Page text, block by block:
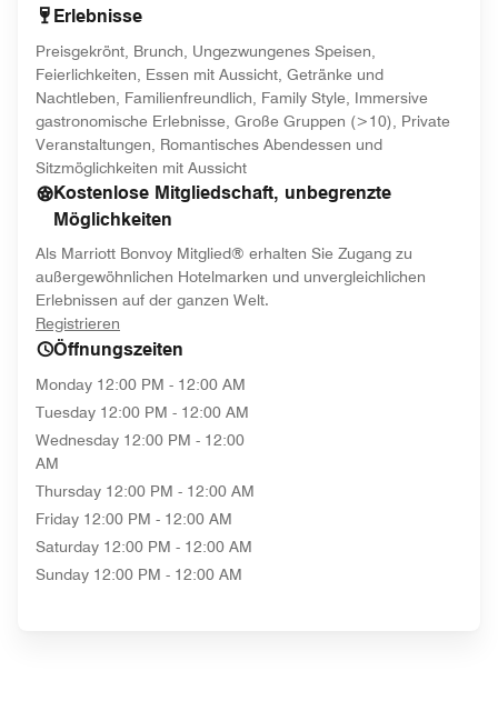
Erlebnisse
Preisgekrönt, Brunch, Ungezwungenes Speisen,
Feierlichkeiten, Essen mit Aussicht, Getränke und
Nachtleben, Familienfreundlich, Family Style, Immersive
gastronomische Erlebnisse, Große Gruppen (>10), Private
Veranstaltungen, Romantisches Abendessen und
Sitzmöglichkeiten mit Aussicht
Kostenlose Mitgliedschaft, unbegrenzte
Möglichkeiten
Als Marriott Bonvoy Mitglied® erhalten Sie Zugang zu
außergewöhnlichen Hotelmarken und unvergleichlichen
Erlebnissen auf der ganzen Welt.
Registrieren
Öffnungszeiten
Monday 12:00 PM - 12:00 AM
Tuesday 12:00 PM - 12:00 AM
Wednesday 12:00 PM - 12:00
AM
Thursday 12:00 PM - 12:00 AM
Friday 12:00 PM - 12:00 AM
Saturday 12:00 PM - 12:00 AM
Sunday 12:00 PM - 12:00 AM